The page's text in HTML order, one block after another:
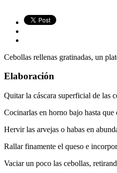
Cebollas rellenas gratinadas, un
Elaboración
Quitar la cáscara superficial de las
Cocinarlas en horno bajo hasta
Hervir las arvejas o habas en
Rallar finamente el queso e
Vaciar un poco las cebollas,